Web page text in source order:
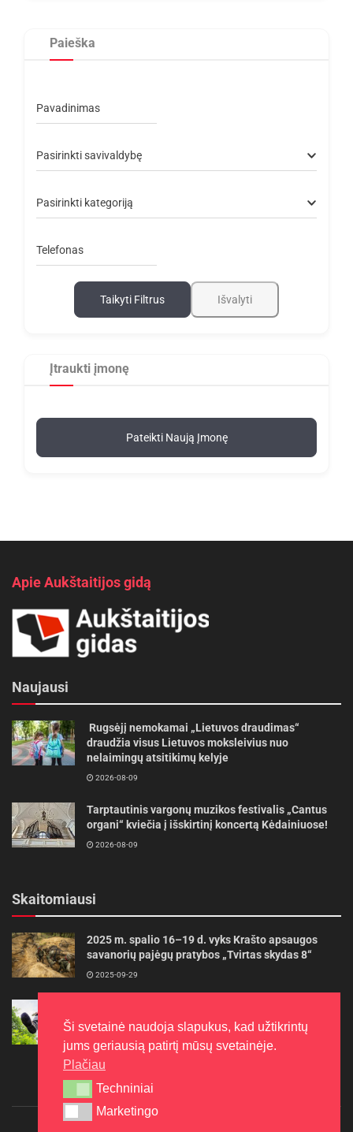
Paieška
Pavadinimas
Pasirinkti savivaldybę
Pasirinkti kategoriją
Telefonas
Taikyti Filtrus Išvalyti
Įtraukti įmonę
Pateikti Naują Įmonę
Apie Aukštaitijos gidą
Naujausi
Rugsėjį nemokamai „Lietuvos draudimas“
draudžia visus Lietuvos moksleivius nuo
nelaimingų atsitikimų kelyje
2026-08-09
Tarptautinis vargonų muzikos festivalis „Cantus
organi“ kviečia į išskirtinį koncertą Kėdainiuose!
2026-08-09
Skaitomiausi
2025 m. spalio 16–19 d. vyks Krašto apsaugos
savanorių pajėgų pratybos „Tvirtas skydas 8“
2025-09-29
ilgiau
2022-06-27
Ši svetainė naudoja slapukus, kad užtikrintų
jums geriausią patirtį mūsų svetainėje.
Plačiau
Techniniai
Techniniai
Marketingo
Marketingo